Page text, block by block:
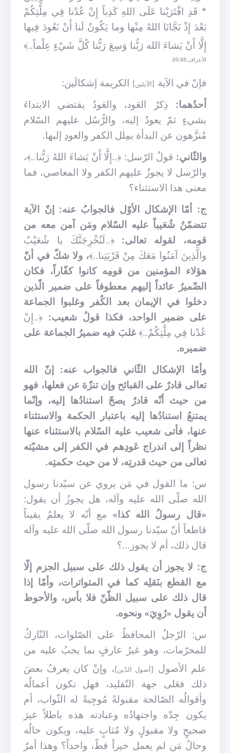
* قَدِ افْتَرَيْنا عَلَى اللهِ كَذِباً إِنْ عُدْنا فِي مِلَّتِكُمْ
بَعْدَ إِذْ نَجَّانَا اللهُ مِنْها وما يَكُونُ لَنا أَنْ نَعُودَ فِيها
إِلَّا أَنْ يَشاءَ الله رَبُّنا وَسِعَ رَبُّنا كُلَّ شَيْءٍ عِلْماً..﴾
الأعراف:88-89.
فإنّ في الآية [الآيتَين] الكريمة إشكالَين:
أحدُهما: ذِكرُ العَود، والعَودُ يقتضي الابتداءَ
بشيءٍ ثمّ يعودُ إليه، والرُّسُل عليهم السّلام
مُنزَّهون عن البدأة بمِلل الكفر والعودِ إليها.
والثّاني: قولُ الرّسل: ﴿..إِلَّا أَنْ يَشاءَ اللهُ رَبُّنا..﴾،
والرّسل لا يجوزُ عليهم الكفر ولا المعاصي، فما
معنى هذا الاستثناء؟
ج: أمّا الإشكال الأوّل فالجوابُ عنه: إنّ الآية
تتضمّنُ شُعَيباً عليه السّلام ومَن آمن معه من
قومه، لقوله تعالى:﴿..لَنُخْرِجَنَّكَ يا شُعَيْبُ
والَّذِينَ آمَنُوا مَعَكَ مِنْ قَرْيَتِنا..﴾، ولا شكّ في أنّ
هؤلاء المؤمنين من قومِه كانوا كفّاراً، فكان
الضّميرُ عائداً إليهم معطوفاً على ضمير الّذين
دخلوا في الإيمان بعد الكُفر وغلبوا الجماعة
على ضمير الواحد، فكذا قولُ شعيب: ﴿..إِنْ
عُدْنا فِي مِلَّتِكُمْ..﴾ غلبَ فيه ضميرُ الجماعة على
ضميره.
وأمّا الإشكال الثّاني فالجواب عنه: إنّ الله
تعالى قادرٌ على القبائح وإن تنزّهَ عن فعلها، فهو
من حيث أنّه قادرٌ يصحّ استنادُها إليه، وإنّما
يمتنعُ استنادُها إليه باعتبار الحكمة والاستثناء
عنها، فأتى شعيب عليه السّلام بالاستثناء عنها
نظراً إلى اندراج عَودِهم في الكفر إلى مشيّته
تعالى من حيث قدرتِه، لا من حيث حكمتِه.
س: ما القول في مَن يروي عن سيّدنا رسول
الله صلّى الله عليه وآله، هل يجوزُ أن يقول:
«قال رسولُ الله كذا» مع أنّه لا يعلمُ يقيناً
قاطعاً أنّ سيّدنا رسول الله صلّى الله عليه وآله
قال ذلك، أم لا يجوز...؟
ج: لا يجوز أن يقول ذلك على سبيل الجزم إلّا
مع القطع بنَقلِه كما في المتواترات، وأمّا إذا
قال ذلك على سبيل الظّنّ فلا بأس، والأحوط
أن يقول «رُوِيَ» ونحوه.
س: الرّجلُ المحافظُ على الصّلوات، التّاركُ
للمحرّمات، وهو غيرُ عارفٍ بما يجبُ عليه من
علم الأصول
[أصول الدّين]، وإنْ كان يعرفُ بعضَ
ذلك فعَلى جهة التّقليد، فهل تكون أعمالُه
وأقوالُه الصّالحة مقبولةً مُوجِبةً له الثّواب، أم
يكون جِدّه واجتهادُه وعبادته هذه باطلاً غيرَ
صحيحٍ ولا مقبولٍ ولا مُثابٍ عليه، ويكون حالُه
وحالُ مَن لم يعمل خيراً قطّ، واحداً؟ وهذا أمرٌ